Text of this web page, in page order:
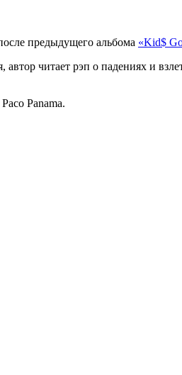
предыдущего альбома «Kid$
читает рэп о падениях и
Panama.